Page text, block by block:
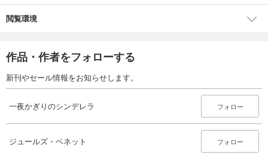
閲覧環境
作品・作者をフォローする
新刊やセール情報をお知らせします。
一夜かぎりのシンデレラ フォロー
ジュールズ・ベネット フォロー